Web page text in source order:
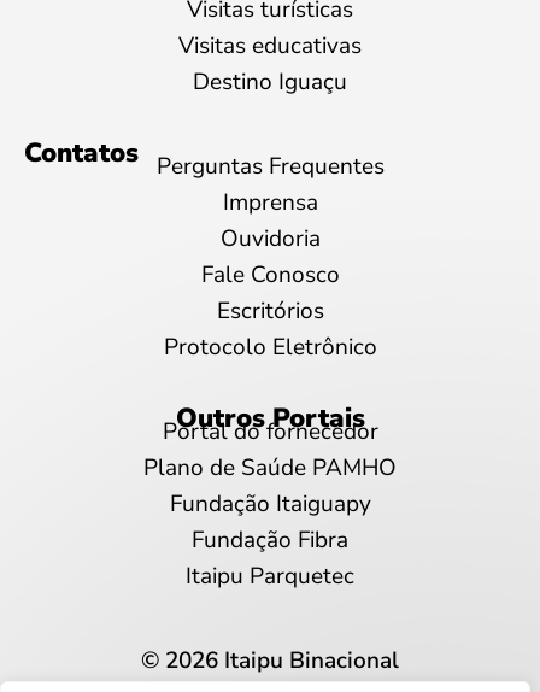
Visitas turísticas
Visitas educativas
Destino Iguaçu
Contatos
Perguntas Frequentes
Imprensa
Ouvidoria
Fale Conosco
Escritórios
Protocolo Eletrônico
Outros Portais
Portal do fornecedor
Plano de Saúde PAMHO
Fundação Itaiguapy
Fundação Fibra
Itaipu Parquetec
© 2026 Itaipu Binacional